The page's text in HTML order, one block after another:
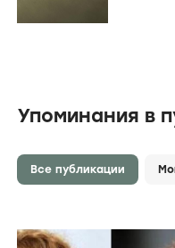
Упоминания в
Все публикации